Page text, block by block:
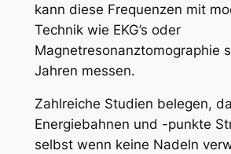
kann diese Frequenzen mit
Technik wie EKG’s oder
Magnetresonanztomographie
Jahren messen.
Zahlreiche Studien belegen,
Energiebahnen und -punkte
selbst wenn keine Nadeln